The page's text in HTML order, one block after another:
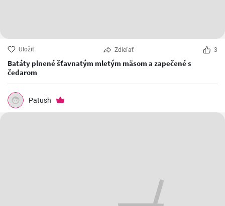
Uložiť Zdieľať 3
Batáty plnené šťavnatým mletým mäsom a zapečené s
čedarom
Patush